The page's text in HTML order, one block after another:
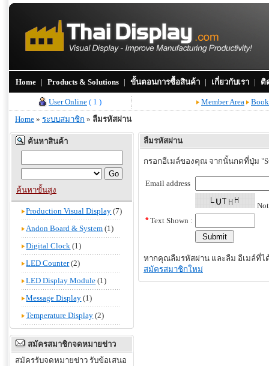
Home | Products & Solutions | ขั้นตอนการซื้อสินค้า | เกี่ยวกับเรา | ติ
User Online ( 1 ) Member Area
Home » ระบบสมาชิก » ลืมรหัสผ่าน
ค้นหาสินค้า
ค้นหาขั้นสูง
Production Visual Display (7)
Andon Board & System (1)
Digital Clock (1)
LED Counter(2)
LED Display Module (1)
Message Display (1)
Temperature Display (2)
สมัครสมาชิกจดหมายข่าว
สมัครรับจดหมายข่าว รับข้อเสนอ
ลืมรหัสผ่าน
กรอกอีเมล์ของคุณ จากนั้นกดที่ปุ่ม
Email address
*Text Shown :
หากคุณลืมรหัสผ่าน และลืม อีเมล์ที่ไ
สมัครสมาชิกใหม่